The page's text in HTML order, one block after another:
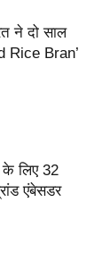
ने दो साल
Rice Bran’
के लिए 32
एंबेसडर